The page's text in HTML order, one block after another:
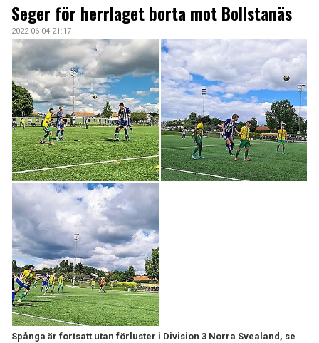
ARKIV 2024-23
ARKIV 2022-20
ARKIV 2019-17
DOKUMENT
KONTAKT
Seger för herrlaget borta mot Bollstanäs
2022-06-04 21:17
Spånga är fortsatt utan förluster i Division 3 Norra Svealand, se